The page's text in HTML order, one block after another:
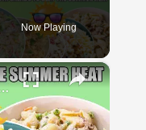
Now Playing
×
SUMMER GET TOGETHERS